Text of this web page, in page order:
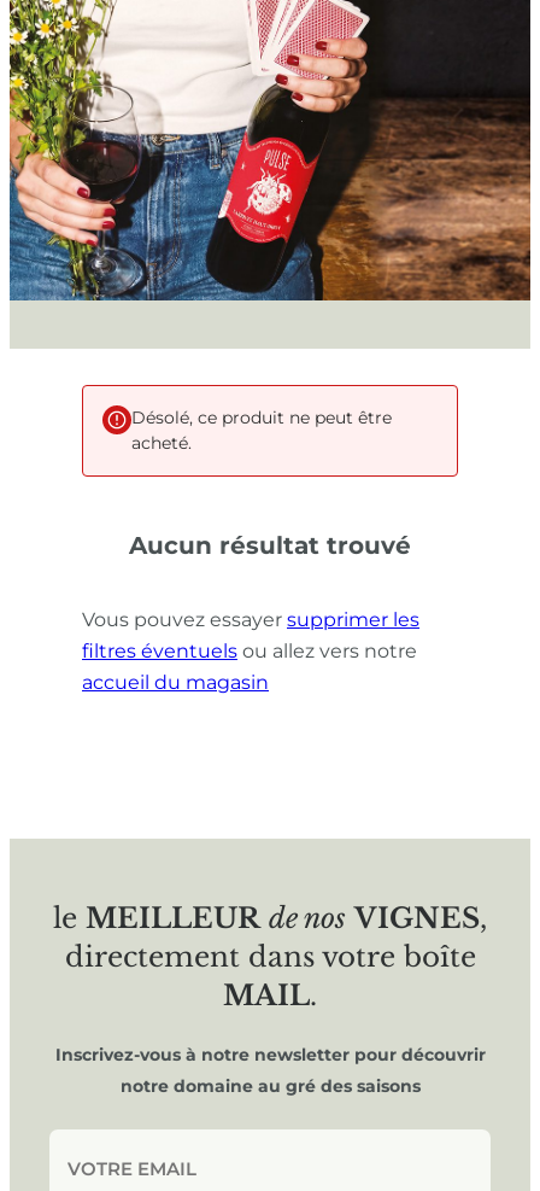
Désolé, ce produit ne peut être
acheté.
Aucun résultat trouvé
Vous pouvez essayer supprimer les
filtres éventuels ou allez vers notre
accueil du magasin
le MEILLEUR de nos VIGNES,
directement dans votre boîte
MAIL.
Inscrivez-vous à notre newsletter pour découvrir
notre domaine au gré des saisons